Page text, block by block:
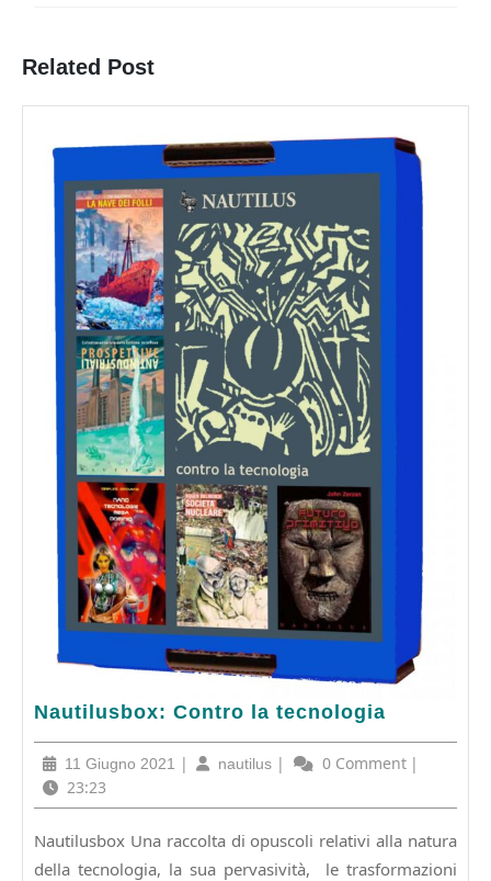
Related Post
Nautilusbox: Contro la tecnologia
Nautilusbox:
la
tecnologia
11 Giugno 2021
11
2021
| nautilus nautilus
| 0 Comment |
23:23
Nautilusbox Una raccolta di opuscoli relativi alla natura
della tecnologia, la sua pervasività, le trasformazioni